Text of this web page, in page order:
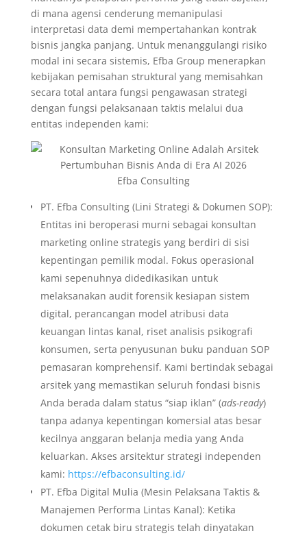
di mana agensi cenderung memanipulasi
interpretasi data demi mempertahankan kontrak
bisnis jangka panjang. Untuk menanggulangi risiko
modal ini secara sistemis, Efba Group menerapkan
kebijakan pemisahan struktural yang memisahkan
secara total antara fungsi pengawasan strategi
dengan fungsi pelaksanaan taktis melalui dua
entitas independen kami:
Efba Consulting
PT. Efba Consulting (Lini Strategi & Dokumen SOP):
Entitas ini beroperasi murni sebagai konsultan
marketing online strategis yang berdiri di sisi
kepentingan pemilik modal. Fokus operasional
kami sepenuhnya didedikasikan untuk
melaksanakan audit forensik kesiapan sistem
digital, perancangan model atribusi data
keuangan lintas kanal, riset analisis psikografi
konsumen, serta penyusunan buku panduan SOP
pemasaran komprehensif. Kami bertindak sebagai
arsitek yang memastikan seluruh fondasi bisnis
Anda berada dalam status “siap iklan” (ads-ready)
tanpa adanya kepentingan komersial atas besar
kecilnya anggaran belanja media yang Anda
keluarkan. Akses arsitektur strategi independen
kami: https://efbaconsulting.id/
PT. Efba Digital Mulia (Mesin Pelaksana Taktis &
Manajemen Performa Lintas Kanal): Ketika
dokumen cetak biru strategis telah dinyatakan